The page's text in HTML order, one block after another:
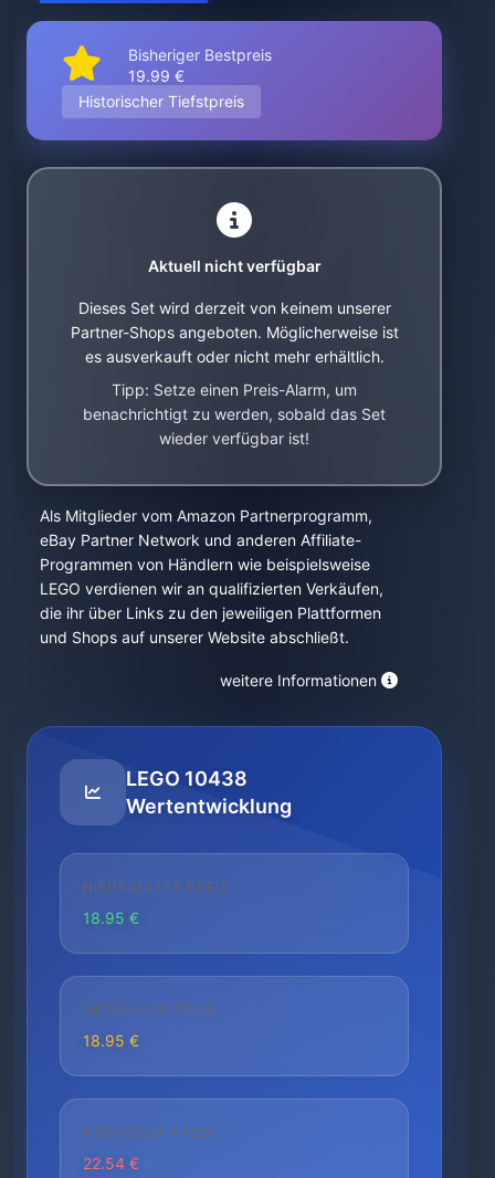
Bisheriger Bestpreis
19.99 €
Historischer Tiefstpreis
Aktuell nicht verfügbar
Dieses Set wird derzeit von keinem unserer
Partner-Shops angeboten. Möglicherweise ist
es ausverkauft oder nicht mehr erhältlich.
Tipp: Setze einen Preis-Alarm, um
benachrichtigt zu werden, sobald das Set
wieder verfügbar ist!
Als Mitglieder vom Amazon Partnerprogramm,
eBay Partner Network und anderen Affiliate-
Programmen von Händlern wie beispielsweise
LEGO verdienen wir an qualifizierten Verkäufen,
die ihr über Links zu den jeweiligen Plattformen
und Shops auf unserer Website abschließt.
weitere Informationen
LEGO 10438
Wertentwicklung
NIEDRIGSTER PREIS
18.95 €
AKTUELLER PREIS
18.95 €
HÖCHSTER PREIS
22.54 €